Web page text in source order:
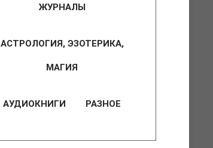
ЖУРНАЛЫ
АСТРОЛОГИЯ, ЭЗОТЕРИКА,
МАГИЯ
АУДИОКНИГИ РАЗНОЕ